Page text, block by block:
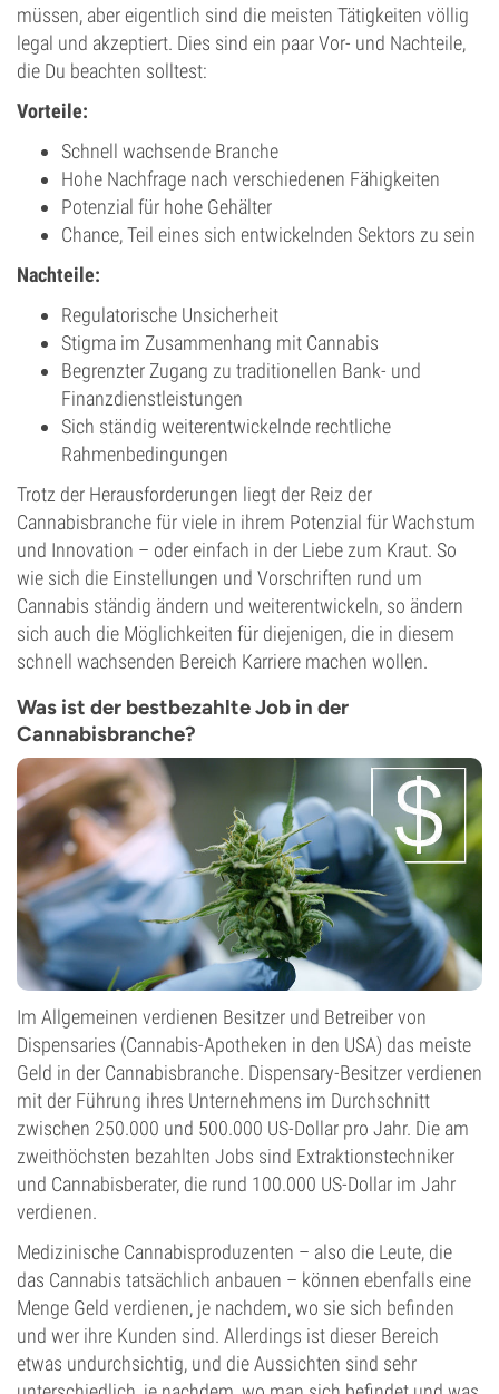
müssen, aber eigentlich sind die meisten Tätigkeiten völlig
legal und akzeptiert. Dies sind ein paar Vor- und Nachteile,
die Du beachten solltest:
Vorteile:
Schnell wachsende Branche
Hohe Nachfrage nach verschiedenen Fähigkeiten
Potenzial für hohe Gehälter
Chance, Teil eines sich entwickelnden Sektors zu sein
Nachteile:
Regulatorische Unsicherheit
Stigma im Zusammenhang mit Cannabis
Begrenzter Zugang zu traditionellen Bank- und
Finanzdienstleistungen
Sich ständig weiterentwickelnde rechtliche
Rahmenbedingungen
Trotz der Herausforderungen liegt der Reiz der
Cannabisbranche für viele in ihrem Potenzial für Wachstum
und Innovation – oder einfach in der Liebe zum Kraut. So
wie sich die Einstellungen und Vorschriften rund um
Cannabis ständig ändern und weiterentwickeln, so ändern
sich auch die Möglichkeiten für diejenigen, die in diesem
schnell wachsenden Bereich Karriere machen wollen.
Was ist der bestbezahlte Job in der
Cannabisbranche?
Im Allgemeinen verdienen Besitzer und Betreiber von
Dispensaries (Cannabis-Apotheken in den USA) das meiste
Geld in der Cannabisbranche. Dispensary-Besitzer verdienen
mit der Führung ihres Unternehmens im Durchschnitt
zwischen 250.000 und 500.000 US-Dollar pro Jahr. Die am
zweithöchsten bezahlten Jobs sind Extraktionstechniker
und Cannabisberater, die rund 100.000 US-Dollar im Jahr
verdienen.
Medizinische Cannabisproduzenten – also die Leute, die
das Cannabis tatsächlich anbauen – können ebenfalls eine
Menge Geld verdienen, je nachdem, wo sie sich befinden
und wer ihre Kunden sind. Allerdings ist dieser Bereich
etwas undurchsichtig, und die Aussichten sind sehr